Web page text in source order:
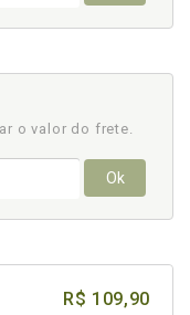
o valor do frete.
Ok
R$ 109,90